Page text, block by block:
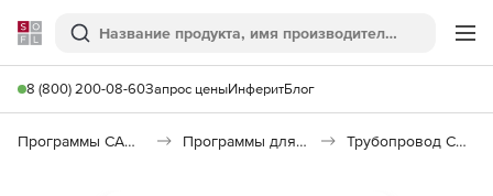
Softline
Поиск
8 (800) 200-08-60Запрос ценыИнферитБлог
Программы САПР и ГИС Программы для документооборота Трубопровод СУБД ПРОЕКТ